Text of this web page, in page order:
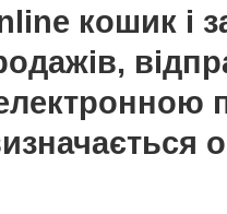
кошик і